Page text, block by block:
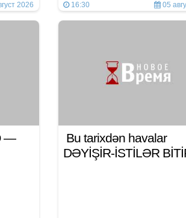
2026 16:30 05
—
Bu tarixdən havalar
DƏYİŞİR-İSTİLƏR